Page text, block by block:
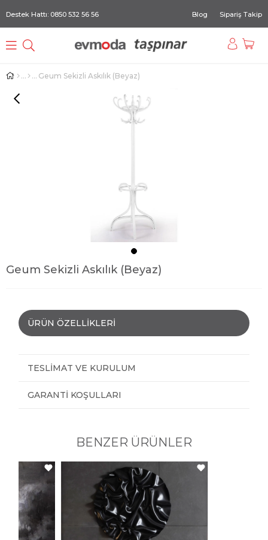
Destek Hattı: 0850 532 56 56 Blog Sipariş Takip
Geum Sekizli Askılık (Beyaz)
Geum Sekizli Askılık (Beyaz)
ÜRÜN ÖZELLIKLERI
TESLIMAT VE KURULUM
GARANTI KOŞULLARI
BENZER ÜRÜNLER